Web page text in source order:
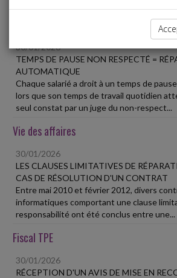
30/01/2026
TEMPS DE PAUSE NON RESPECTÉ =
AUTOMATIQUE
Chaque salarié a droit à un temps de
lors que son temps de travail quotidien
seul constat par un juge du non-respect...
Vie des affaires
30/01/2026
LES CLAUSES LIMITATIVES DE
CAS DE RÉSOLUTION D'UN CONTRAT
Entre mai 2010 et février 2012, divers
informatiques comportant une clause
responsabilité ont été conclus entre une...
Fiscal TPE
30/01/2026
RÉCEPTION D'UN AVIS DE MISE EN